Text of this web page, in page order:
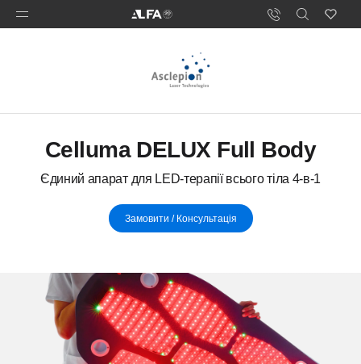
Celluma DELUX Full Body
Єдиний апарат для LED-терапії всього тіла 4-в-1
Замовити / Консультація